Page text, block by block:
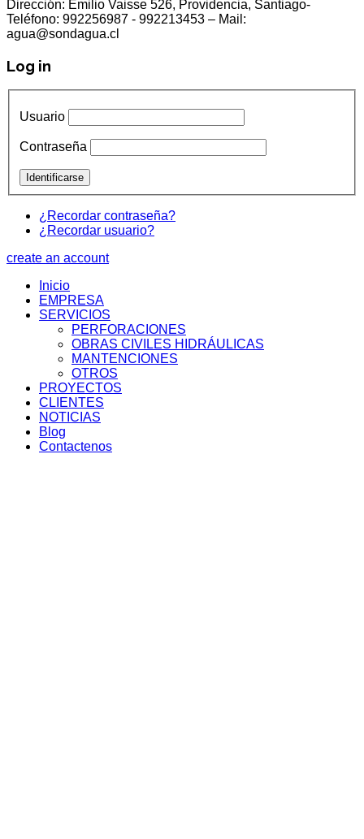
Dirección: Emilio Vaisse 526, Providencia, Santiago-
Teléfono: 992256987 - 992213453 – Mail:
agua@sondagua.cl
Log in
Usuario
Contraseña
¿Recordar contraseña?
¿Recordar usuario?
create an account
Inicio
EMPRESA
SERVICIOS
PERFORACIONES
OBRAS CIVILES HIDRÁULICAS
MANTENCIONES
OTROS
PROYECTOS
CLIENTES
NOTICIAS
Blog
Contactenos